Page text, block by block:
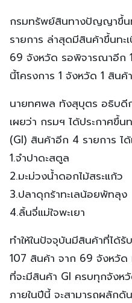
กรมทรัพย์สินทางปัญญาขึ้น
รายการ ล่าสุดมีสินค้าขึ้นทะ
69 จังหวัด รอพิจารณาอีก
นี้โครงการ 1 จังหวัด 1 สินค้
นายทศพล ทังสุบุตร อธิบ
เผยว่า กรมฯ ได้ประกาศขึ้
(GI) สินค้าอีก 4 รายการ ไ
1.จำปาดะสตูล
2.มะม่วงน้ำดอกไม้สระแก้ว
3.ปลาดุกร้าทะเลน้อยพัทลุง
4.ลิ้นจี่แม่ใจพะเยา
ทำให้ในปัจจุบันมีสินค้าที่ได้
107 สินค้า จาก 69 จังหวัด
ที่จะมีสินค้า GI ครบทุกจังห
ภายในปีนี้ จะสามารถผลักดั